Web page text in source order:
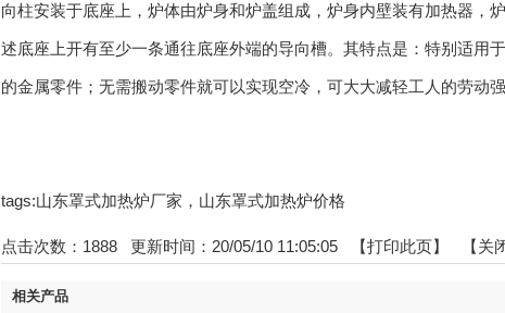
向柱安装于底座上，炉体由炉身和炉盖组成，炉身内壁装有加热器，
述底座上开有至少一条通往底座外端的导向槽。其特点是：特别适用
的金属零件；无需搬动零件就可以实现空冷，可大大减轻工人的劳动
tags:山东罩式加热炉厂家，山东罩式加热炉价格
点击次数： 1888 更新时间：20/05/10 11:05:05 【打印此页】 【关
相关产品